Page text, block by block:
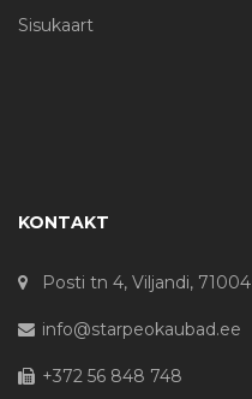
Sisukaart
KONTAKT
Posti tn 4, Viljandi, 71004
info@starpeokaubad.ee
+372 56 848 748